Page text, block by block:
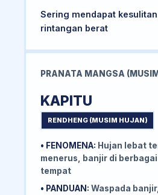
Sering mendapat
rintangan berat
PRANATA MANGSA
KAPITU
RENDHENG (MUSIM HUJAN)
• FENOMENA: Hujan lebat
menerus, banjir di berbagai
tempat
• PANDUAN: Waspada banjir,